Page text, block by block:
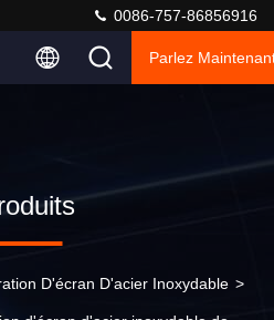
0086-757-86856916
Parlez
D'écran D'acier Inoxydable >